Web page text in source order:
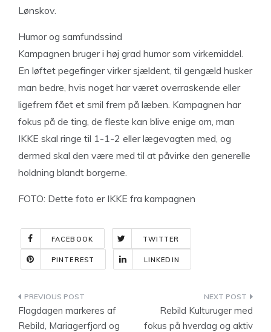
Lønskov.
Humor og samfundssind
Kampagnen bruger i høj grad humor som virkemiddel.
En løftet pegefinger virker sjældent, til gengæld husker
man bedre, hvis noget har været overraskende eller
ligefrem fået et smil frem på læben. Kampagnen har
fokus på de ting, de fleste kan blive enige om, man
IKKE skal ringe til 1-1-2 eller lægevagten med, og
dermed skal den være med til at påvirke den generelle
holdning blandt borgerne.
FOTO: Dette foto er IKKE fra kampagnen
FACEBOOK TWITTER
PINTEREST LINKEDIN
Indlægsnavigation
Flagdagen markeres af
Rebild, Mariagerfjord og
Rebild Kulturuger med
fokus på hverdag og aktiv